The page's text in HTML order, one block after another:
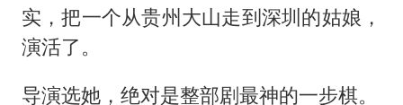
浙江台州《告全体市民书》
《给阿嬷的情书》售后来了
实，把一个从贵州大山走到深圳的姑娘，
演活了。
导演选她，绝对是整部剧最神的一步棋。